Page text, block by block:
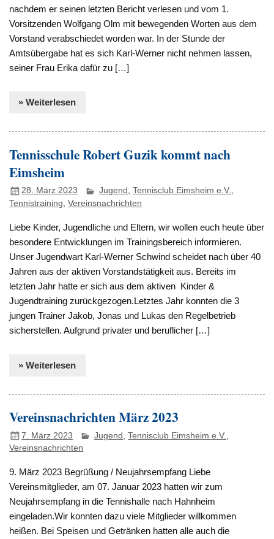
nachdem er seinen letzten Bericht verlesen und vom 1.
Vorsitzenden Wolfgang Olm mit bewegenden Worten aus dem
Vorstand verabschiedet worden war. In der Stunde der
Amtsübergabe hat es sich Karl-Werner nicht nehmen lassen,
seiner Frau Erika dafür zu […]
» Weiterlesen
Tennisschule Robert Guzik kommt nach
Eimsheim
28. März 2023 Jugend ,Tennisclub Eimsheim e.V.,
Tennistraining ,Vereinsnachrichten
Liebe Kinder, Jugendliche und Eltern, wir wollen euch heute über
besondere Entwicklungen im Trainingsbereich informieren.
Unser Jugendwart Karl-Werner Schwind scheidet nach über 40
Jahren aus der aktiven Vorstandstätigkeit aus. Bereits im
letzten Jahr hatte er sich aus dem aktiven Kinder &
Jugendtraining zurückgezogen.Letztes Jahr konnten die 3
jungen Trainer Jakob, Jonas und Lukas den Regelbetrieb
sicherstellen. Aufgrund privater und beruflicher […]
» Weiterlesen
Vereinsnachrichten März 2023
7. März 2023 Jugend ,Tennisclub Eimsheim e.V.
Vereinsnachrichten
9. März 2023 Begrüßung / Neujahrsempfang Liebe
Vereinsmitglieder, am 07. Januar 2023 hatten wir zum
Neujahrsempfang in die Tennishalle nach Hahnheim
eingeladen.Wir konnten dazu viele Mitglieder willkommen
heißen. Bei Speisen und Getränken hatten alle auch die